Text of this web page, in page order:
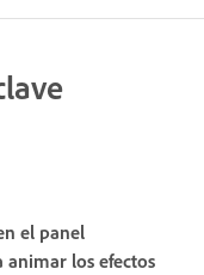
el panel
animar los efectos